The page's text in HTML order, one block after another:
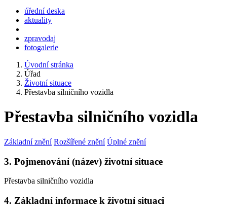
úřední deska
aktuality
zpravodaj
fotogalerie
Úvodní stránka
Úřad
Životní situace
Přestavba silničního vozidla
Přestavba silničního vozidla
Základní znění Rozšířené znění Úplné znění
3. Pojmenování (název) životní situace
Přestavba silničního vozidla
4. Základní informace k životní situaci